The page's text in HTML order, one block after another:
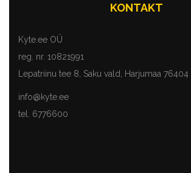
KONTAKT
Kyte.ee OÜ
reg. nr. 10821991
Lepatriinu tee 8, Saku vald, Harjumaa 76404
info@kyte.ee
tel. 6776600